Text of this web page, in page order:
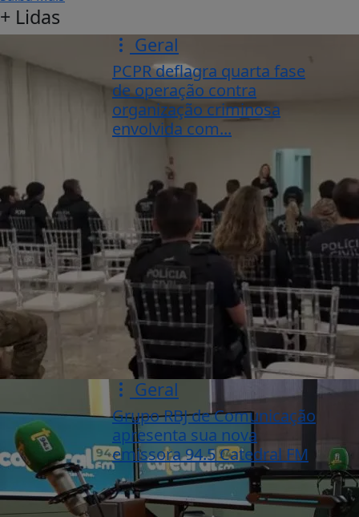
+ Lidas
Geral
PCPR deflagra quarta fase
de operação contra
organização criminosa
envolvida com...
Geral
Grupo RBJ de Comunicação
apresenta sua nova
emissora 94.5 Catedral FM